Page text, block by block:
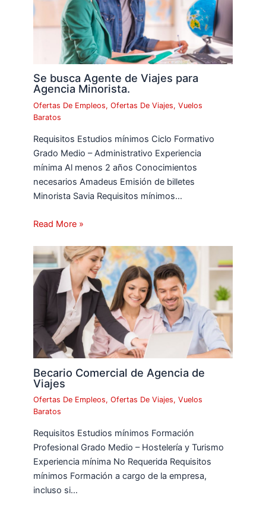
Se busca Agente de Viajes para
Agencia Minorista.
Ofertas De Empleos,Ofertas De Viajes,Vuelos
Baratos
Requisitos Estudios mínimos Ciclo Formativo
Grado Medio – Administrativo Experiencia
mínima Al menos 2 años Conocimientos
necesarios Amadeus Emisión de billetes
Minorista Savia Requisitos mínimos…
Read More »
Becario Comercial de Agencia de
Viajes
Ofertas De Empleos,Ofertas De Viajes,Vuelos
Baratos
Requisitos Estudios mínimos Formación
Profesional Grado Medio – Hostelería y Turismo
Experiencia mínima No Requerida Requisitos
mínimos Formación a cargo de la empresa,
incluso si…